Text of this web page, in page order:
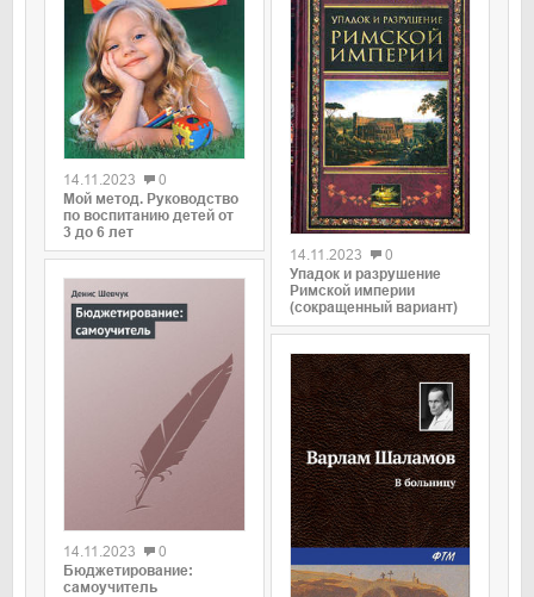
0
14.11.2023
0
Мой метод. Руководство
по воспитанию детей от
3 до 6 лет
14.11.2023
0
Бюджетирование:
самоучитель
0
14.11.2023
0
Упадок и разрушение
Римской империи
(сокращенный вариант)